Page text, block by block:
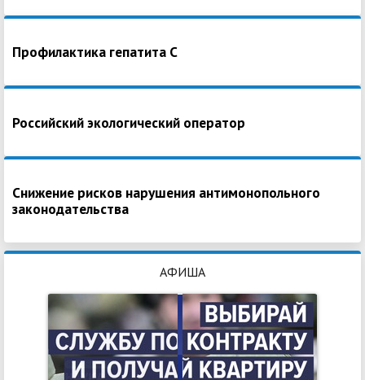
Профилактика гепатита С
Российский экологический оператор
Снижение рисков нарушения антимонопольного
законодательства
АФИША